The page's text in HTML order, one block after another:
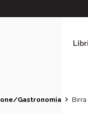
Libri
Gastronomia Birra